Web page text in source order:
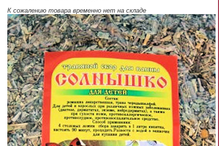
К сожалению товара временно нет на складе